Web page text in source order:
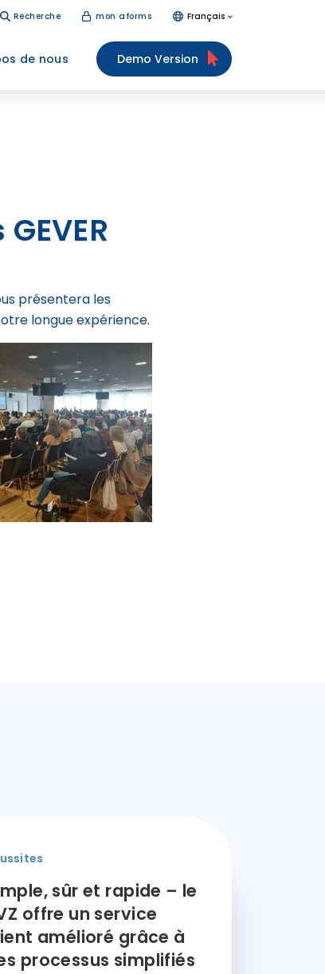
Recherche mon aforms Français
de nous Demo Version
présentera les
longue expérience.
sûr et rapide – le
offre un service
amélioré grâce à
processus simplifiés